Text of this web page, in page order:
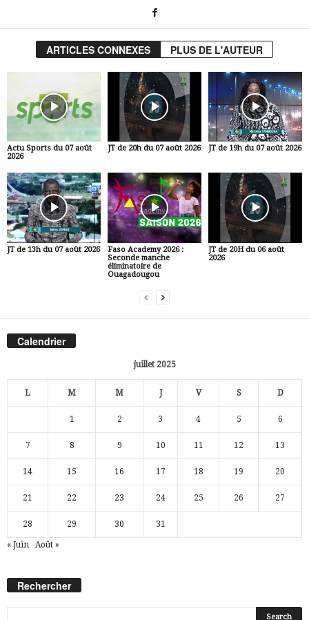
ARTICLES CONNEXES PLUS DE L'AUTEUR
Actu Sports du 07 août
2026
JT de 20h du 07 août 2026 JT de 19h du 07 août 2026
JT de 13h du 07 août 2026
Faso Academy 2026 :
Seconde manche
éliminatoire de
Ouagadougou
JT de 20H du 06 août
2026
Calendrier
juillet 2025
L M M J V S D
1 2 3 4 5 6
7 8 9 10 11 12 13
14 15 16 17 18 19 20
21 22 23 24 25 26 27
28 29 30 31
« Juin Août »
Rechercher